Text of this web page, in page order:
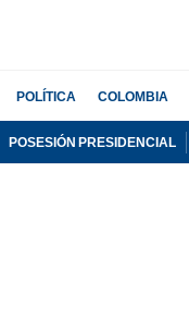
POLÍTICA COLOMBIA
POSESIÓN PRESIDENCIAL